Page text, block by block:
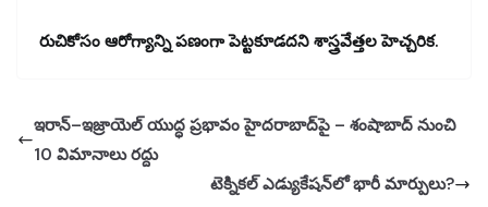
రుచికోసం ఆరోగ్యాన్ని పణంగా పెట్టకూడదని శాస్త్రవేత్తల హెచ్చరిక.
ఇరాన్–ఇజ్రాయెల్ యుద్ధ ప్రభావం హైదరాబాద్‌పై – శంషాబాద్ నుంచి
10 విమానాలు రద్దు
టెక్నికల్ ఎడ్యుకేషన్‌లో భారీ మార్పులు?